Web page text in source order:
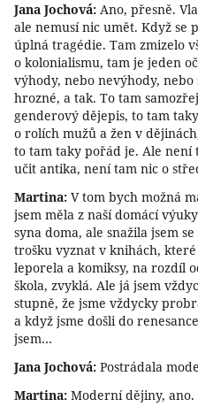
Jana Jochová: Ano, přesně.
ale nemusí nic umět. Když se
úplná tragédie. Tam zmizelo
o kolonialismu, tam je jeden
výhody, nebo nevýhody,
hrozné, a tak. To tam
genderový dějepis, to tam
o rolích mužů a žen v
to tam taky pořád je. Ale není
učit antika, není tam nic o
Martina: V tom bych možná
jsem měla z naší domácí
syna doma, ale snažila jsem
trošku vyznat v knihách,
leporela a komiksy, na rozdíl
škola, zvyklá. Ale já jsem
stupně, že jsme vždycky
a když jsme došli do
jsem…
Jana Jochová: Postrádala
Martina: Moderní dějiny, ano.